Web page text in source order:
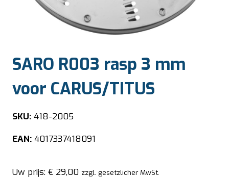
SARO R003 rasp 3 mm
voor CARUS/TITUS
SKU: 418-2005
EAN: 4017337418091
Uw prijs: € 29,00 zzgl. gesetzlicher MwSt.